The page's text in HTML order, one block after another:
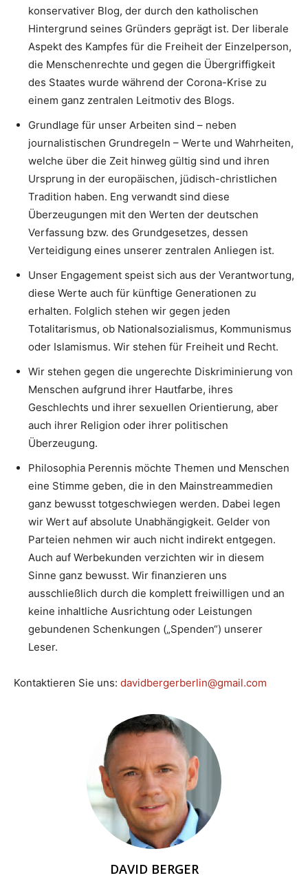
konservativer Blog, der durch den katholischen
Hintergrund seines Gründers geprägt ist. Der liberale
Aspekt des Kampfes für die Freiheit der Einzelperson,
die Menschenrechte und gegen die Übergriffigkeit
des Staates wurde während der Corona-Krise zu
einem ganz zentralen Leitmotiv des Blogs.
Grundlage für unser Arbeiten sind – neben
journalistischen Grundregeln – Werte und Wahrheiten,
welche über die Zeit hinweg gültig sind und ihren
Ursprung in der europäischen, jüdisch-christlichen
Tradition haben. Eng verwandt sind diese
Überzeugungen mit den Werten der deutschen
Verfassung bzw. des Grundgesetzes, dessen
Verteidigung eines unserer zentralen Anliegen ist.
Unser Engagement speist sich aus der Verantwortung,
diese Werte auch für künftige Generationen zu
erhalten. Folglich stehen wir gegen jeden
Totalitarismus, ob Nationalsozialismus, Kommunismus
oder Islamismus. Wir stehen für Freiheit und Recht.
Wir stehen gegen die ungerechte Diskriminierung von
Menschen aufgrund ihrer Hautfarbe, ihres
Geschlechts und ihrer sexuellen Orientierung, aber
auch ihrer Religion oder ihrer politischen
Überzeugung.
Philosophia Perennis möchte Themen und Menschen
eine Stimme geben, die in den Mainstreammedien
ganz bewusst totgeschwiegen werden. Dabei legen
wir Wert auf absolute Unabhängigkeit. Gelder von
Parteien nehmen wir auch nicht indirekt entgegen.
Auch auf Werbekunden verzichten wir in diesem
Sinne ganz bewusst. Wir finanzieren uns
ausschließlich durch die komplett freiwilligen und an
keine inhaltliche Ausrichtung oder Leistungen
gebundenen Schenkungen („Spenden“) unserer
Leser.
Kontaktieren Sie uns: davidbergerberlin@gmail.com
DAVID BERGER